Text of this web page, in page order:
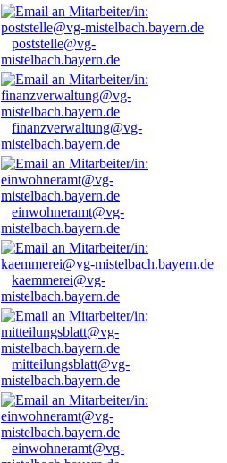
poststelle@vg-
mistelbach.bayern.de
finanzverwaltung@vg-
mistelbach.bayern.de
einwohneramt@vg-
mistelbach.bayern.de
kaemmerei@vg-
mistelbach.bayern.de
mitteilungsblatt@vg-
mistelbach.bayern.de
einwohneramt@vg-